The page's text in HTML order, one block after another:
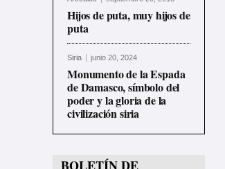
Hijos de puta, muy hijos de
puta
Siria junio 20, 2024
Monumento de la Espada
de Damasco, símbolo del
poder y la gloria de la
civilización siria